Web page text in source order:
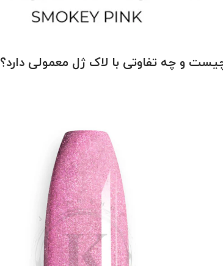
و چه تفاوتی با لاک ژل معمولی دارد؟